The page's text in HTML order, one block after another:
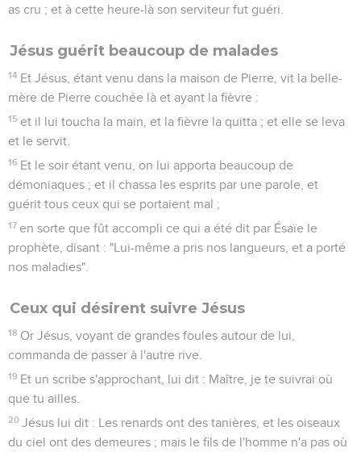
as cru ; et à cette heure-là son serviteur fut guéri.
Jésus guérit beaucoup de malades
14 Et Jésus, étant venu dans la maison de Pierre, vit la belle-
mère de Pierre couchée là et ayant la fièvre :
15 et il lui toucha la main, et la fièvre la quitta ; et elle se leva
et le servit.
16 Et le soir étant venu, on lui apporta beaucoup de
démoniaques ; et il chassa les esprits par une parole, et
guérit tous ceux qui se portaient mal ;
17 en sorte que fût accompli ce qui a été dit par Ésaïe le
prophète, disant : "Lui-même a pris nos langueurs, et a porté
nos maladies".
Ceux qui désirent suivre Jésus
18 Or Jésus, voyant de grandes foules autour de lui,
commanda de passer à l'autre rive.
19 Et un scribe s'approchant, lui dit : Maître, je te suivrai où
que tu ailles.
20 Jésus lui dit : Les renards ont des tanières, et les oiseaux
du ciel ont des demeures ; mais le fils de l'homme n'a pas où